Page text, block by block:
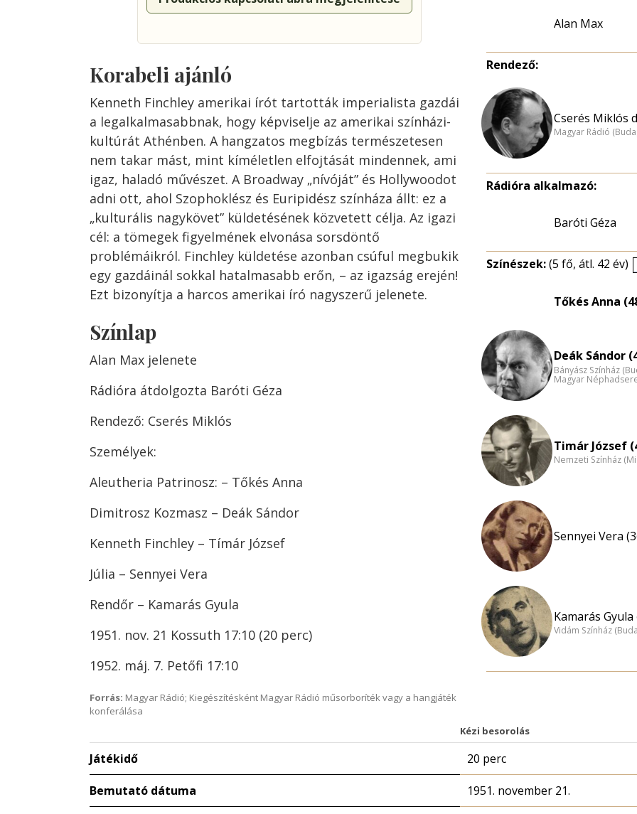
Korabeli ajánló
Kenneth Finchley amerikai írót tartották imperialista gazdái
a legalkalmasabbnak, hogy képviselje az amerikai színházi-
kultúrát Athénben. A hangzatos megbízás természetesen
nem takar mást, mint kíméletlen elfojtását mindennek, ami
igaz, haladó művészet. A Broadway „nívóját” és Hollywoodot
adni ott, ahol Szophoklész és Euripidész színháza állt: ez a
„kulturális nagykövet” küldetésének közvetett célja. Az igazi
cél: a tömegek figyelmének elvonása sorsdöntő
problémáikról. Finchley küldetése azonban csúful megbukik
egy gazdáinál sokkal hatalmasabb erőn, – az igazság erején!
Ezt bizonyítja a harcos amerikai író nagyszerű jelenete.
Színlap
Alan Max jelenete
Rádióra átdolgozta Baróti Géza
Rendező: Cserés Miklós
Személyek:
Aleutheria Patrinosz: – Tőkés Anna
Dimitrosz Kozmasz – Deák Sándor
Kenneth Finchley – Tímár József
Júlia – Sennyei Vera
Rendőr – Kamarás Gyula
1951. nov. 21 Kossuth 17:10 (20 perc)
1952. máj. 7. Petőfi 17:10
Forrás: Magyar Rádió; Kiegészítésként Magyar Rádió műsorboríték vagy a hangjáték
konferálása
Alan Max
Rendező:
Cserés Miklós
Magyar Rádió
Rádióra alkalmazó:
Baróti Géza
Színészek:(5 fő, átl. 42 év)
Tőkés Anna
Deák Sándor
Bányász Színház
Magyar
Timár József
Nemzeti Színház
Sennyei Vera
Kamarás Gyula
Vidám Színház
Kézi besorolás
Játékidő 20 perc
Bemutató dátuma 1951. november 21.